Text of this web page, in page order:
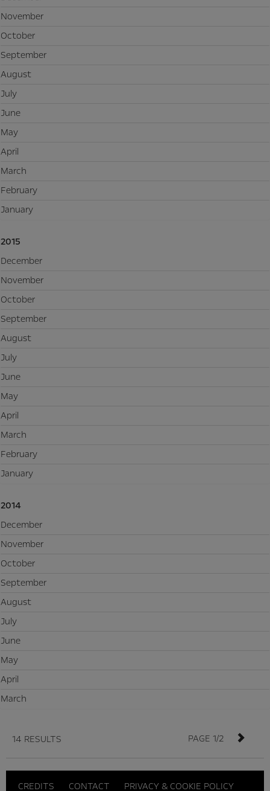
November
October
September
August
July
June
May
April
March
February
January
2015
December
November
October
September
August
July
June
May
April
March
February
January
2014
December
November
October
September
August
July
June
May
April
March
14 RESULTS PAGE 1/2
CREDITS CONTACT PRIVACY & COOKIE POLICY